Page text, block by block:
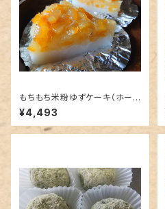
もちもち米粉ゆずケーキ（ホー
ル）【グルテンフリー】
¥4,493